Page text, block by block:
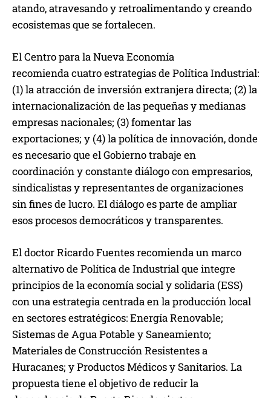
atando, atravesando y retroalimentando y creando
ecosistemas que se fortalecen.
El Centro para la Nueva Economía
recomienda cuatro estrategias de Política Industrial:
(1) la atracción de inversión extranjera directa; (2) la
internacionalización de las pequeñas y medianas
empresas nacionales; (3) fomentar las
exportaciones; y (4) la política de innovación, donde
es necesario que el Gobierno trabaje en
coordinación y constante diálogo con empresarios,
sindicalistas y representantes de organizaciones
sin fines de lucro. El diálogo es parte de ampliar
esos procesos democráticos y transparentes.
El doctor Ricardo Fuentes recomienda un marco
alternativo de Política de Industrial que integre
principios de la economía social y solidaria (ESS)
con una estrategia centrada en la producción local
en sectores estratégicos: Energía Renovable;
Sistemas de Agua Potable y Saneamiento;
Materiales de Construcción Resistentes a
Huracanes; y Productos Médicos y Sanitarios. La
propuesta tiene el objetivo de reducir la